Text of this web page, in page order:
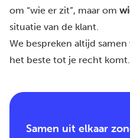
om “wie er zit”, maar om
situatie van de klant.
We bespreken altijd
het beste tot je recht komt.
Samen uit elkaar